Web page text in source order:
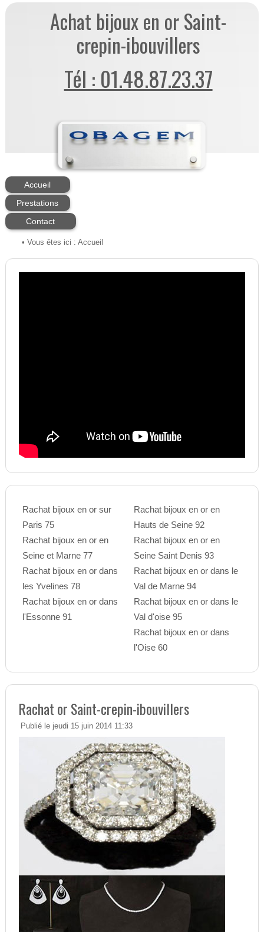
Achat bijoux en or Saint-
crepin-ibouvillers
Tél : 01.48.87.23.37
Accueil
Prestations
Contact
• Vous êtes ici : Accueil
Rachat bijoux en or sur
Paris 75
Rachat bijoux en or en
Seine et Marne 77
Rachat bijoux en or dans
les Yvelines 78
Rachat bijoux en or dans
l'Essonne 91
Rachat bijoux en or en
Hauts de Seine 92
Rachat bijoux en or en
Seine Saint Denis 93
Rachat bijoux en or dans le
Val de Marne 94
Rachat bijoux en or dans le
Val d'oise 95
Rachat bijoux en or dans
l'Oise 60
Rachat or Saint-crepin-ibouvillers
Publié le jeudi 15 juin 2014 11:33